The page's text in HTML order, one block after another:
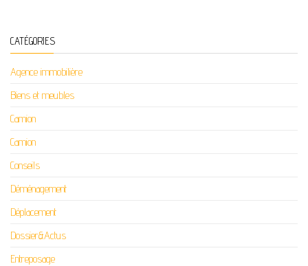
CATÉGORIES
Agence immobilière
Biens et meubles
Camion
Camion
Conseils
Déménagement
Déplacement
Dossier&Actus
Entreposage